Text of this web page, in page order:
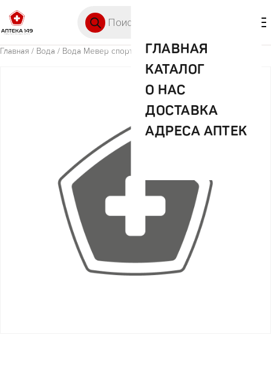
ГЛАВНАЯ
КАТАЛОГ
О НАС
ДОСТАВКА
АДРЕСА АПТЕК
Главная / Вода / Вода Мевер спорт 0,5л